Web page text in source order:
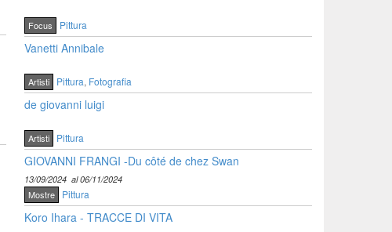
Focus Pittura
Vanetti Annibale
Artisti Pittura, Fotografia
de giovanni luigi
Artisti Pittura
GIOVANNI FRANGI -Du côté de chez Swan
13/09/2024 al 06/11/2024
Mostre Pittura
Koro Ihara - TRACCE DI VITA